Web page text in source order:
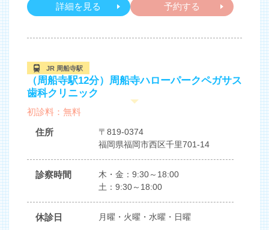
詳細を見る 予約する
（周船寺駅12分）周船寺ハローパークペガサス
歯科クリニック
JR 周船寺駅
初診料：無料
住所
〒819-0374
福岡県福岡市西区千里701-14
診察時間
木・金：9:30～18:00
土：9:30～18:00
休診日 月曜・火曜・水曜・日曜